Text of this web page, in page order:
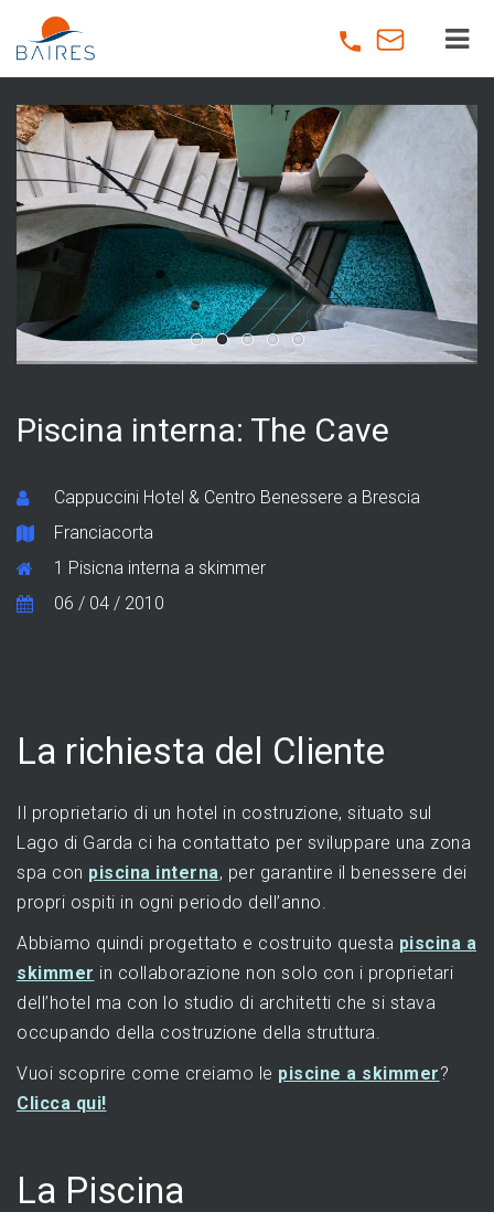
main
content
Piscina interna: The Cave
Cappuccini Hotel & Centro Benessere a Brescia
Franciacorta
1 Pisicna interna a skimmer
06 / 04 / 2010
La richiesta del Cliente
Il proprietario di un hotel in costruzione, situato sul
Lago di Garda ci ha contattato per sviluppare una zona
spa con piscina interna, per garantire il benessere dei
propri ospiti in ogni periodo dell’anno.
Abbiamo quindi progettato e costruito questa piscina a
skimmer in collaborazione non solo con i proprietari
dell’hotel ma con lo studio di architetti che si stava
occupando della costruzione della struttura.
Vuoi scoprire come creiamo le piscine a skimmer?
Clicca qui!
La Piscina